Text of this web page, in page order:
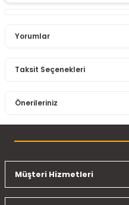
Yorumlar
Taksit Seçenekleri
Önerileriniz
konularda yetersiz
Ürün resmi kalitesiz,
Müşteri Hizmetleri